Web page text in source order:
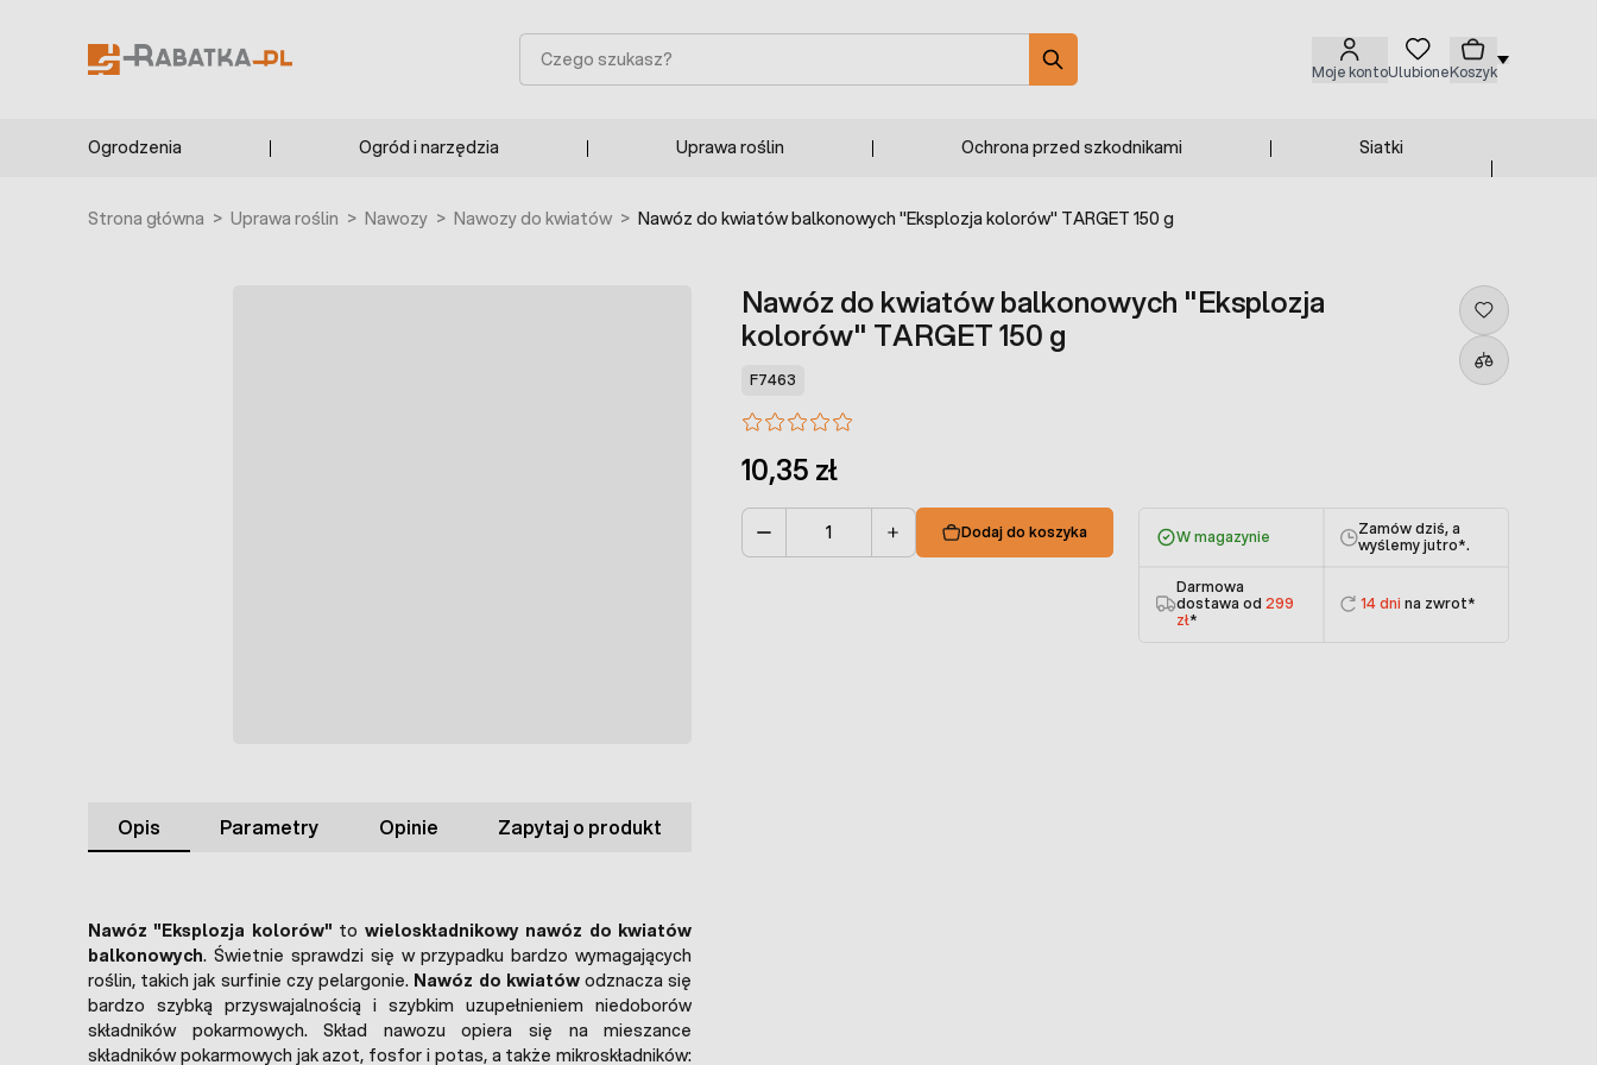
Moje kontoUlubioneKoszyk
Szukaj
Ogrodzenia Ogród i narzędzia Uprawa roślin Ochrona przed szkodnikami Siatki
Strona główna > Uprawa roślin > Nawozy > Nawozy do kwiatów > Nawóz do kwiatów balkonowych "Eksplozja kolorów" TARGET 150 g
Nawóz do kwiatów balkonowych "Eksplozja
kolorów" TARGET 150 g
F7463
10,35 zł
Dodaj do koszyka W magazynie
Zamów dziś, a
wyślemy jutro*.
Darmowa
dostawa od 299
zł*
14 dni na zwrot*
Opis Parametry Opinie Zapytaj o produkt
Nawóz "Eksplozja kolorów" to wieloskładnikowy nawóz do kwiatów
balkonowych. Świetnie sprawdzi się w przypadku bardzo wymagających
roślin, takich jak surfinie czy pelargonie. Nawóz do kwiatówodznacza się
bardzo szybką przyswajalnością i szybkim uzupełnieniem niedoborów
składników pokarmowych. Skład nawozu opiera się na mieszance
składników pokarmowych jak azot, fosfor i potas, a także mikroskładników: